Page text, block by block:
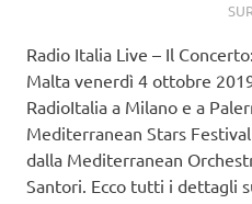
Radio Italia Live – Il
Malta venerdì 4 ottobre
RadioItalia a Milano e a
Mediterranean Stars
dalla Mediterranean
Santori. Ecco tutti i dettagli